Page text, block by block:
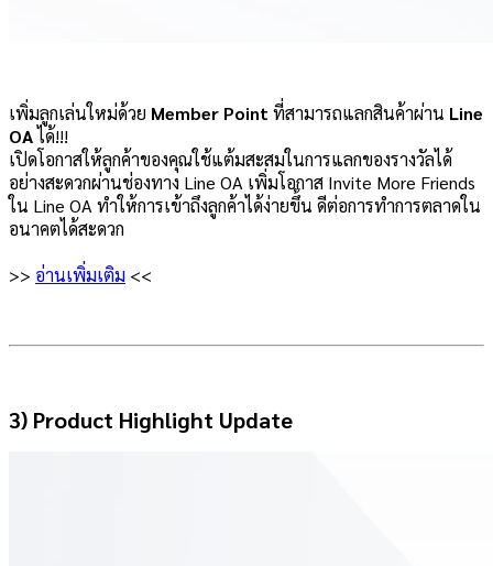
เพิ่มลูกเล่นใหม่ด้วย Member Point ที่สามารถแลกสินค้าผ่าน Line
OAได้!!!
เปิดโอกาสให้ลูกค้าของคุณใช้แต้มสะสมในการแลกของรางวัลได้
อย่างสะดวกผ่านช่องทาง Line OA เพิ่มโอกาส Invite More Friends
ใน Line OA ทำให้การเข้าถึงลูกค้าได้ง่ายขึ้น ดีต่อการทำการตลาดใน
อนาคตได้สะดวก
>> อ่านเพิ่มเติม <<
3) Product Highlight Update